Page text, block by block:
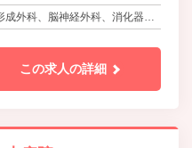
成外科、脳神経外科、消化器内
酔科、肛門科、泌尿器科
この求人の詳細